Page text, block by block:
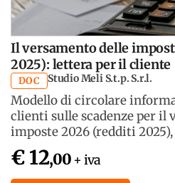
Il versamento delle
2025): lettera per il cliente
DOC Studio Meli S.t.p. S.r.l.
Modello di circolare
clienti sulle scadenze per il
imposte 2026 (redditi
€ 12,00 + iva